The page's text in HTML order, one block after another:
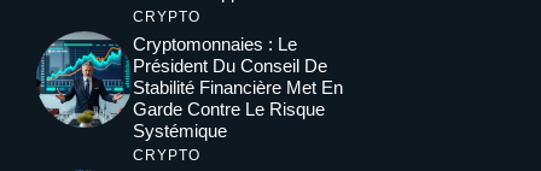
CRYPTO
Cryptomonnaies : Le
Président Du Conseil De
Stabilité Financière Met En
Garde Contre Le Risque
Systémique
CRYPTO